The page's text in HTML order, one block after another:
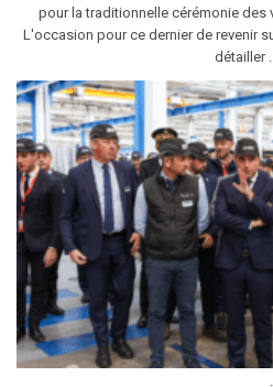
pour la traditionnelle cérémonie des
L'occasion pour ce dernier de revenir
détailler